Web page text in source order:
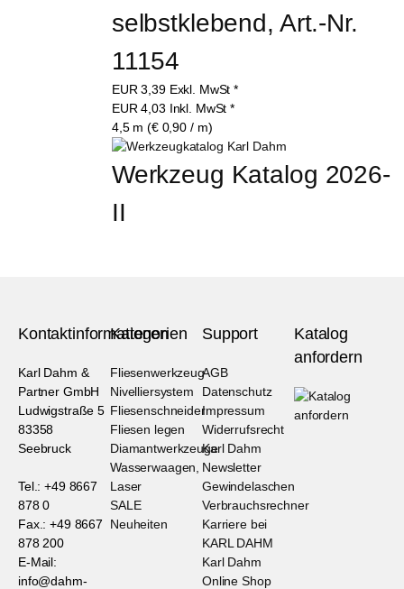
selbstklebend, Art.-Nr.
11154
EUR3,39 Exkl. MwSt *
EUR4,03 Inkl. MwSt *
4,5 m (€ 0,90 / m)
Werkzeug Katalog 2026-
II
Kontaktinformationen
Karl Dahm &
Partner GmbH
Ludwigstraße 5
83358
Seebruck
Tel.: +49 8667
878 0
Fax.: +49 8667
878 200
E-Mail:
info@dahm-
Kategorien
Fliesenwerkzeug
Nivelliersystem
Fliesenschneider
Fliesen legen
Diamantwerkzeuge
Wasserwaagen,
Laser
SALE
Neuheiten
Support
AGB
Datenschutz
Impressum
Widerrufsrecht
Karl Dahm
Newsletter
Gewindelaschen
Verbrauchsrechner
Karriere bei
KARL DAHM
Karl Dahm
Online Shop
Katalog
anfordern